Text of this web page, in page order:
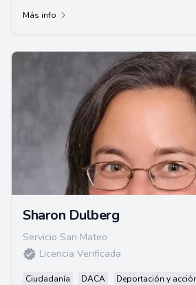
Más info
Sharon Dulberg
Servicio San Mateo
Licencia Verificada
Ciudadanía DACA
Deportación y